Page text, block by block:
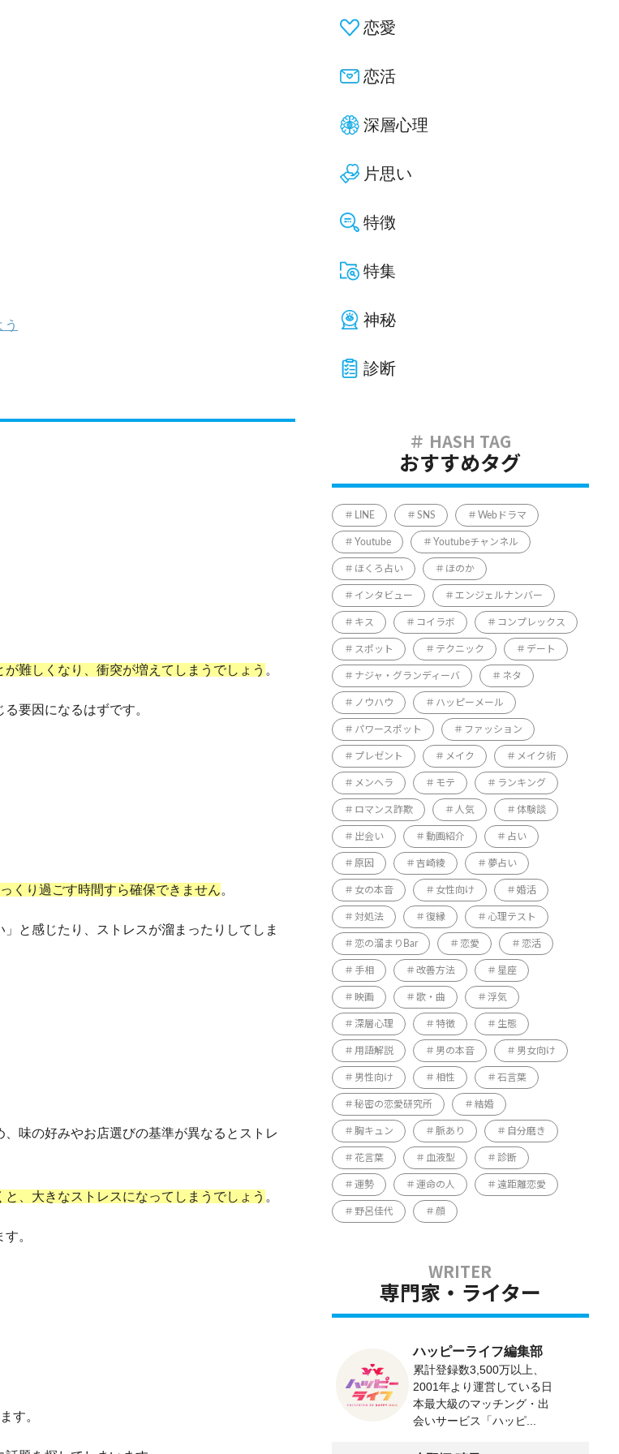
難しくなり、衝突が増えてしまうでしょう 。
要因になるはずです。
くり過ごす時間すら確保できません。
と感じたり、ストレスが溜まったりしてしま
味の好みやお店選びの基準が異なるとストレ
、大きなストレスになってしまうでしょう 。
。
す。
恋愛
恋活
深層心理
片思い
特徴
特集
神秘
診断
おすすめタグ
LINE SNS Webドラマ
Youtube Youtubeチャンネル
ほくろ占い ほのか
インタビュー エンジェルナンバー
キス コイラボ コンプレックス
スポット テクニック デート
ナジャ・グランディーバ ネタ
ノウハウ ハッピーメール
パワースポット ファッション
プレゼント メイク メイク術
メンヘラ モテ ランキング
ロマンス詐欺 人気 体験談
出会い 動画紹介 占い
原因 吉崎綾 夢占い
女の本音 女性向け 婚活
対処法 復縁 心理テスト
恋の溜まりBar 恋愛 恋活
手相 改善方法 星座
映画 歌・曲 浮気
深層心理 特徴 生態
用語解説 男の本音 男女向け
男性向け 相性 石言葉
秘密の恋愛研究所 結婚
胸キュン 脈あり 自分磨き
花言葉 血液型 診断
運勢 運命の人 遠距離恋愛
野呂佳代 顔
専門家・ライター
ハッピーライフ編集部
累計登録数3,500万以上、
2001年より運営している日
本最大級のマッチング・出
会いサービス「ハッピ...